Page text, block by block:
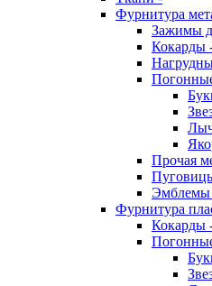
Фурнитура
Зажимы
Кокарды
Прочая
Эмблемы
Фурнитура
Кокарды